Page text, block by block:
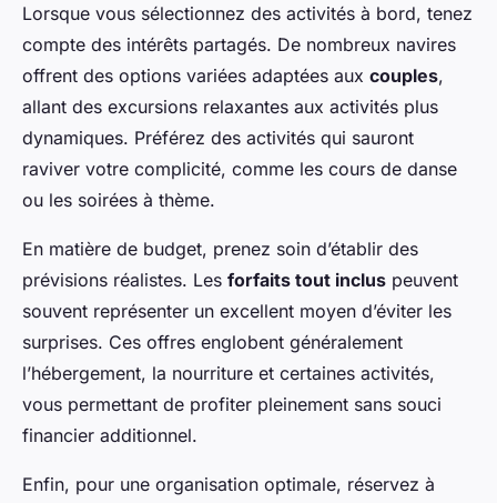
Lorsque vous sélectionnez des activités à bord, tenez
compte des intérêts partagés. De nombreux navires
offrent des options variées adaptées aux couples,
allant des excursions relaxantes aux activités plus
dynamiques. Préférez des activités qui sauront
raviver votre complicité, comme les cours de danse
ou les soirées à thème.
En matière de budget, prenez soin d’établir des
prévisions réalistes. Les forfaits tout inclus peuvent
souvent représenter un excellent moyen d’éviter les
surprises. Ces offres englobent généralement
l’hébergement, la nourriture et certaines activités,
vous permettant de profiter pleinement sans souci
financier additionnel.
Enfin, pour une organisation optimale, réservez à